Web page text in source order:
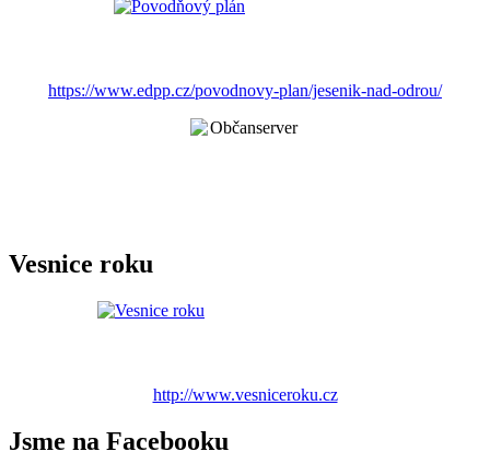
https://www.edpp.cz/povodnovy-plan/jesenik-nad-odrou/
Vesnice roku
http://www.vesniceroku.cz
Jsme na Facebooku